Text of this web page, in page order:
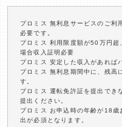
プロミス 無利息サービスのご利
必要です。
プロミス 利用限度額が50万円
場合収入証明必要
プロミス 安定した収入があれば
プロミス 無利息期間中に、残高
す。
プロミス 運転免許証を提出でき
提出ください。
プロミス お申込時の年齢が18
出が必須となります。